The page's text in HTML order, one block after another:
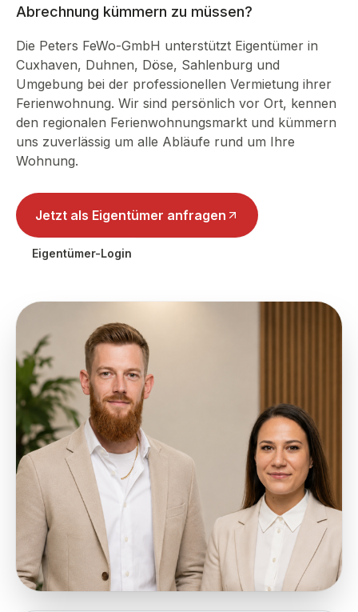
Abrechnung kümmern zu müssen?
Die Peters FeWo-GmbH unterstützt Eigentümer in
Cuxhaven, Duhnen, Döse, Sahlenburg und
Umgebung bei der professionellen Vermietung ihrer
Ferienwohnung. Wir sind persönlich vor Ort, kennen
den regionalen Ferienwohnungsmarkt und kümmern
uns zuverlässig um alle Abläufe rund um Ihre
Wohnung.
Jetzt als Eigentümer anfragen
Eigentümer-Login